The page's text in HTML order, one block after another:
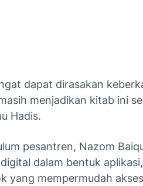
dapat dirasakan
menjadikan kitab ini
Hadis.
pesantren, Nazom
dalam bentuk
yang mempermudah